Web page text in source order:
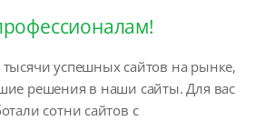
успешных сайтов на рынке,
решения в наши сайты. Для вас
сотни сайтов с